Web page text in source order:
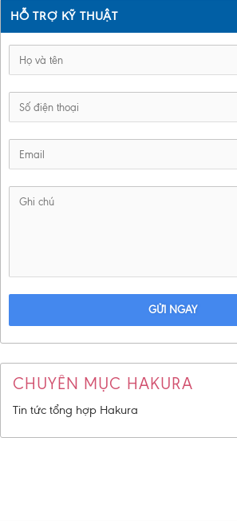
HỖ TRỢ KỸ THUẬT
GỬI NGAY
CHUYÊN MỤC HAKURA
Tin tức tổng hợp Hakura